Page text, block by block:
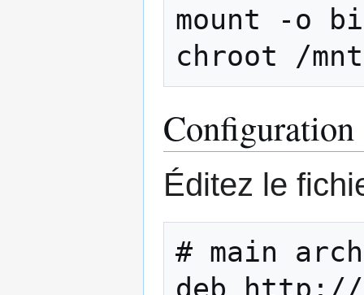
mount -o
Configuration
Éditez le
# main
deb http://